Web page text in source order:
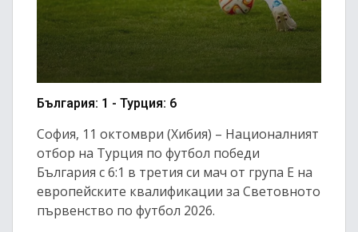
България: 1 - Турция: 6
София, 11 октомври (Хибия) – Националният
отбор на Турция по футбол победи
България с 6:1 в третия си мач от група Е на
европейските квалификации за Световното
първенство по футбол 2026.